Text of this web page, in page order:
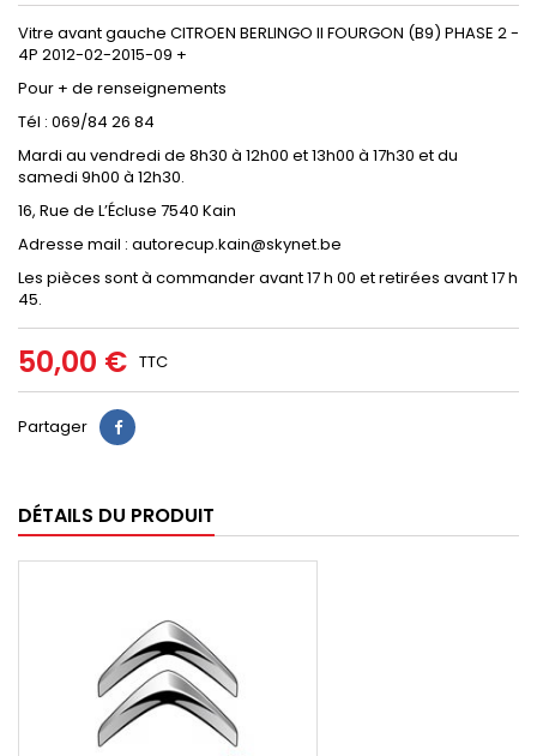
Vitre avant gauche CITROEN BERLINGO II FOURGON (B9) PHASE 2 -
4P 2012-02-2015-09 +
Pour + de renseignements
Tél : 069/84 26 84
Mardi au vendredi de 8h30 à 12h00 et 13h00 à 17h30 et du
samedi 9h00 à 12h30.
16, Rue de L’Écluse 7540 Kain
Adresse mail : autorecup.kain@skynet.be
Les pièces sont à commander avant 17 h 00 et retirées avant 17 h
45.
50,00 € TTC
Partager
DÉTAILS DU PRODUIT